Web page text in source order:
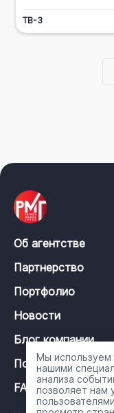
ТВ-3
Об агентстве
Партнерство
Портфолио
Новости
Блог компании
Политика
FAQ
Мы используем
нашими
анализа
позволяет нам